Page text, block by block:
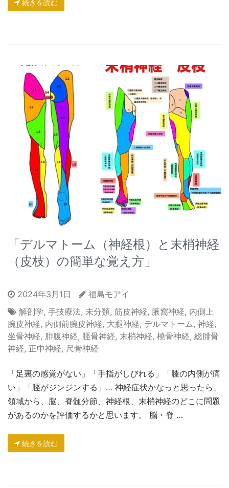
続きを読む
「デルマトーム（神経根）と末梢神経
（皮枝）の簡単な覚え方」
2024年3月1日
福島モアイ
解剖学, 手技療法, 未分類, 筋皮神経, 腋窩神経, 内側上
腕皮神経, 内側前腕皮神経, 大腿神経, デルマトーム , 神経,
坐骨神経, 腓腹神経, 脛骨神経, 末梢神経, 橈骨神経, 総腓骨
神経, 正中神経, 尺骨神経
「足裏の感覚がない」「手指がしびれる」「膝の内側が痛
い」「脛がジンジンする」… 神経症状かなっと思ったら、
領域から、脳、脊髄分節、神経根、末梢神経のどこに問題
があるのかを評価するかと思います。 脳・脊 …
続きを読む